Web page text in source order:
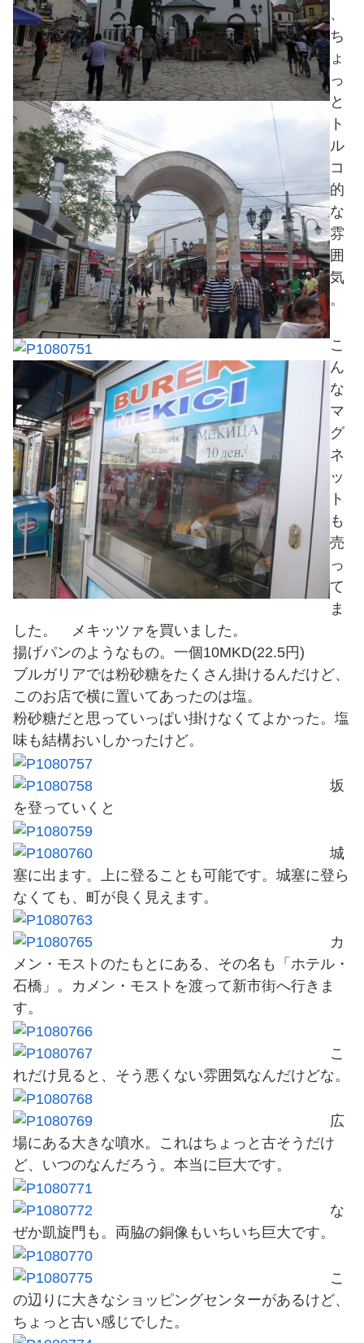
、
ち
ょ
っ
と
ト
ル
コ
的
な
雰
囲
気
。
こ
ん
な
マ
グ
ネ
ッ
ト
も
売
っ
て
ま
した。 メキッツァを買いました。
揚げパンのようなもの。一個10MKD(22.5円)
ブルガリアでは粉砂糖をたくさん掛けるんだけど、
このお店で横に置いてあったのは塩。
粉砂糖だと思っていっぱい掛けなくてよかった。塩
味も結構おいしかったけど。
坂
を登っていくと
城
塞に出ます。上に登ることも可能です。城塞に登ら
なくても、町が良く見えます。
カ
メン・モストのたもとにある、その名も「ホテル・
石橋」。カメン・モストを渡って新市街へ行きま
す。
こ
れだけ見ると、そう悪くない雰囲気なんだけどな。
広
場にある大きな噴水。これはちょっと古そうだけ
ど、いつのなんだろう。本当に巨大です。
な
ぜか凱旋門も。両脇の銅像もいちいち巨大です。
こ
の辺りに大きなショッピングセンターがあるけど、
ちょっと古い感じでした。